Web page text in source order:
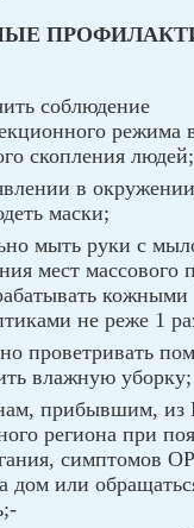
соблюдение
режима
скопления людей;
в
маски;
мыть руки с
мест массового
кожными
не реже 1
проветривать
влажную уборку;
прибывшим, из
региона при
симптомов
дом или